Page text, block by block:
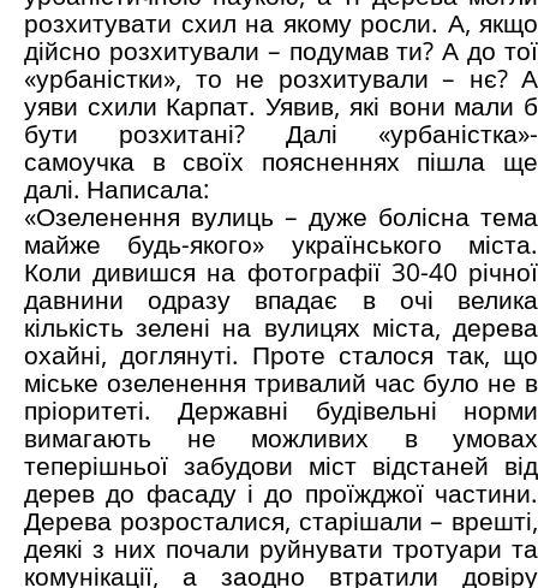
розхитувати схил на якому росли. А, якщо
дійсно розхитували – подумав ти? А до тої
«урбаністки», то не розхитували – нє? А
уяви схили Карпат. Уявив, які вони мали б
бути розхитані? Далі «урбаністка»-
самоучка в своїх поясненнях пішла ще
далі. Написала:
«Озеленення вулиць – дуже болісна тема
майже будь-якого» українського міста.
Коли дивишся на фотографії 30-40 річної
давнини одразу впадає в очі велика
кількість зелені на вулицях міста, дерева
охайні, доглянуті. Проте сталося так, що
міське озеленення тривалий час було не в
пріоритеті. Державні будівельні норми
вимагають не можливих в умовах
теперішньої забудови міст відстаней від
дерев до фасаду і до проїжджої частини.
Дерева розросталися, старішали – врешті,
деякі з них почали руйнувати тротуари та
комунікації, а заодно втратили довіру